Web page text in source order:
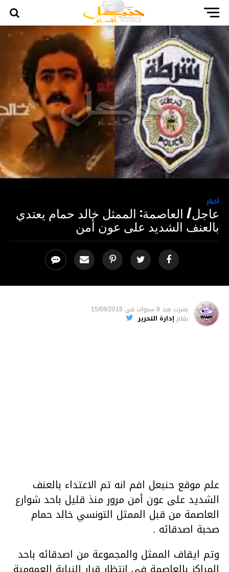
أخبار
عاجل/ العاصمة: الممثل خالد حمام يعتدي
بالعنف الشديد على عون أمن
نشرت منذ 8 سنوات فى 15/08/2018
بقلم إدارة التحرير
علم موقع حنبعل افم انه تم الاعتداء بالعنف
الشديد على عون أمن مرور منذ قليل باحد شوارع
العاصمة من قبل الممثل التونسي خالد حمام
صحبة اصدقائه .
وتم ايقاف الممثل والمجموعة من اصدقائه باحد